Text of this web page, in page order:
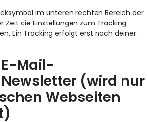
im unteren rechten Bereich der
Zeit die Einstellungen zum Tracking
Ein Tracking erfolgt erst nach deiner
Mail-
(wird nur
Webseiten